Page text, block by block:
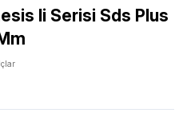
Ii Serisi Sds Plus